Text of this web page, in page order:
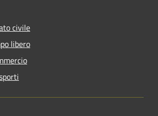
civile
libero